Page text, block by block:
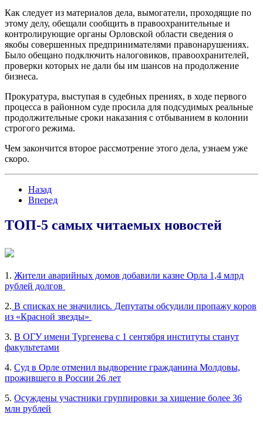
Как следует из материалов дела, вымогатели, проходящие по
этому делу, обещали сообщить в правоохранительные и
контролирующие органы Орловской области сведения о
якобы совершенных предпринимателями правонарушениях.
Было обещано подключить налоговиков, правоохранителей,
проверки которых не дали бы им шансов на продолжение
бизнеса.
Прокуратура, выступая в судебных прениях, в ходе первого
процесса в районном суде просила для подсудимых реальные
продолжительные сроки наказания с отбыванием в колонии
строгого режима.
Чем закончится второе рассмотрение этого дела, узнаем уже
скоро.
Назад
Вперед
ТОП-5 самых читаемых новостей
1. Жители аварийных домов добавили казне Орла 1,4 млрд
рублей долгов
2. В списках не значились. Депутаты обсудили пропажу коров
из «Красной звезды»
3. В ОГУ имени Тургенева с 1 сентября институты станут
факультетами
4. Суд в Орле отменил выдворение гражданина Молдовы,
прожившего в России 26 лет
5. Осуждены участники группировки за хищение более 36
млн рублей